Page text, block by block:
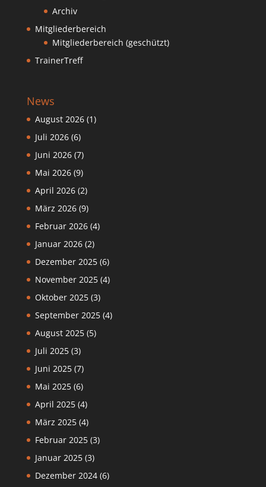
Archiv
Mitgliederbereich
Mitgliederbereich (geschützt)
TrainerTreff
News
August 2026(1)
Juli 2026(6)
Juni 2026(7)
Mai 2026(9)
April 2026(2)
März 2026(9)
Februar 2026(4)
Januar 2026(2)
Dezember 2025(6)
November 2025(4)
Oktober 2025(3)
September 2025(4)
August 2025(5)
Juli 2025(3)
Juni 2025(7)
Mai 2025(6)
April 2025(4)
März 2025(4)
Februar 2025(3)
Januar 2025(3)
Dezember 2024(6)